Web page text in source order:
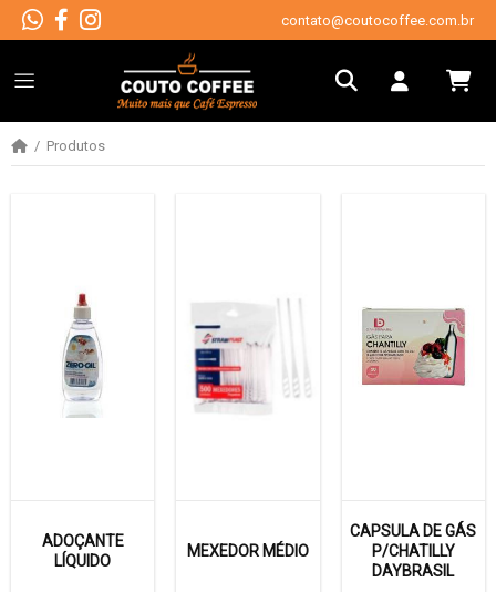
contato@coutocoffee.com.br
Produtos
ADOÇANTE
LÍQUIDO
MEXEDOR MÉDIO
CAPSULA DE GÁS
P/CHATILLY
DAYBRASIL